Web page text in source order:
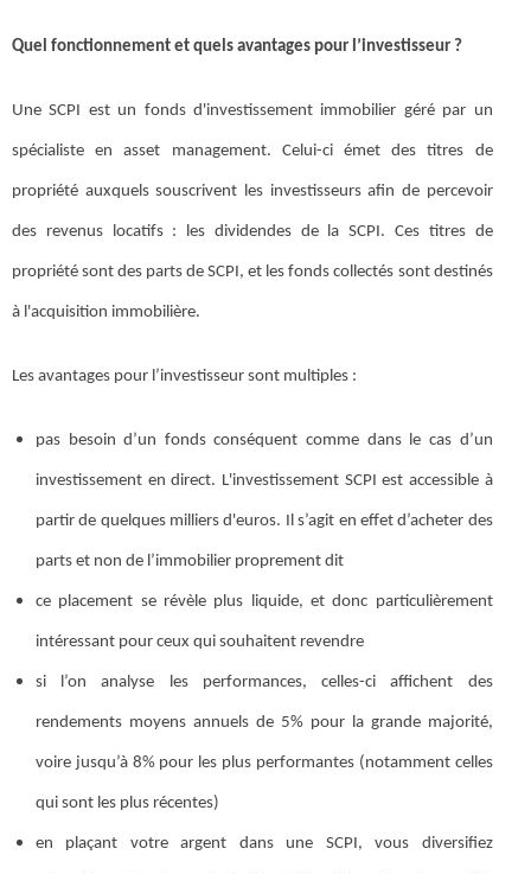
Quel fonctionnement et quels avantages pour l’investisseur ?
Une SCPI est un fonds d'investissement immobilier géré par un
spécialiste en asset management. Celui-ci émet des titres de
propriété auxquels souscrivent les investisseurs afin de percevoir
des revenus locatifs : les dividendes de la SCPI. Ces titres de
propriété sont des parts de SCPI, et les fonds collectés sont destinés
à l'acquisition immobilière.
Les avantages pour l’investisseur sont multiples :
pas besoin d’un fonds conséquent comme dans le cas d’un
investissement en direct. L'investissement SCPI est accessible à
partir de quelques milliers d'euros. Il s’agit en effet d’acheter des
parts et non de l’immobilier proprement dit
ce placement se révèle plus liquide, et donc particulièrement
intéressant pour ceux qui souhaitent revendre
si l’on analyse les performances, celles-ci affichent des
rendements moyens annuels de 5% pour la grande majorité,
voire jusqu’à 8% pour les plus performantes (notamment celles
qui sont les plus récentes)
en plaçant votre argent dans une SCPI, vous diversifiez